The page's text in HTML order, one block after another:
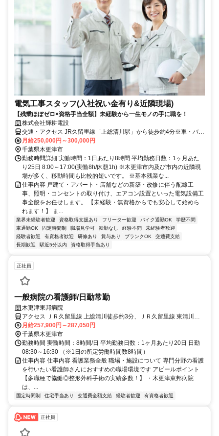
電気工事スタッフ(入社祝い金有り&近隣現場)
【残業ほぼゼロ×資格手当全額】未経験から一生モノの手に職を！
株式会社輝耕電設
交通・アクセス JR久留里線「上総清川駅」から徒歩約4分※車・バイ
ク通勤OK
月給250,000円～300,000円
千葉県木更津市
勤務時間詳細 実働時間：1日あたり8時間 平均勤務日数：1ヶ月あた
り25日 8:00～17:00(実働8h/休憩1h) ※木更津市内及び市内の近隣現
場が多く、移動時間も比較的短いです。 ※基本残業な...
仕事内容 戸建て・アパート・店舗などの新築・改修に伴う配線工
事、照明・コンセントの取り付け、エアコン設置といった電気設備工
事全般をお任せします。 【未経験・無資格からでも安心して始めら
れます！】 ま...
業界未経験者歓迎 資格取得支援あり フリーター歓迎 バイク通勤OK
学歴不問
車通勤OK
固定時間制 職場見学可 転勤なし 経験不問
未経験者歓迎
経験者歓迎
有資格者歓迎 研修あり 賞与あり ブランクOK
交通費支給
長期歓迎
駅近5分以内 資格取得手当あり
正社員
一般病院の看護師/日勤常勤
木更津東邦病院
アクセス ＪＲ久留里線 上総清川徒歩約3分、ＪＲ久留里線 東清川徒
歩約20分、ＪＲ久留里線 祇園（千葉県）徒歩約23分
月給257,900円～287,050円
千葉県木更津市
勤務時間 実働時間：8時間/日 平均勤務日数：1ヶ月あたり20日 日勤
08:30～16:30 （※1日の所定労働時間数8時間）
仕事内容 仕事内容 看護業務全般 職場・施設について 専門分野の看護
を行いたい看護師さんにおすすめの職場環境です アピールポイント
【多職種で協働◎整形外科手術の実績多数！】 ・木更津東邦病院
は、...
固定時間制 住宅手当あり 交通費全額支給 経験者歓迎 有資格者歓迎
正社員